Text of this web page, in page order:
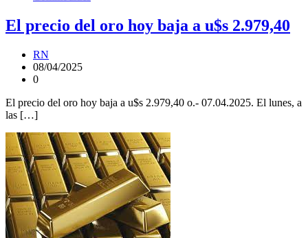
El precio del oro hoy baja a u$s 2.979,40
RN
08/04/2025
0
El precio del oro hoy baja a u$s 2.979,40 o.- 07.04.2025. El lunes, a
las […]